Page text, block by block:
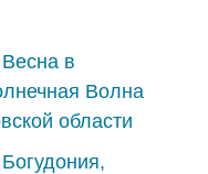
Весна в
Волна
области
Богудония,